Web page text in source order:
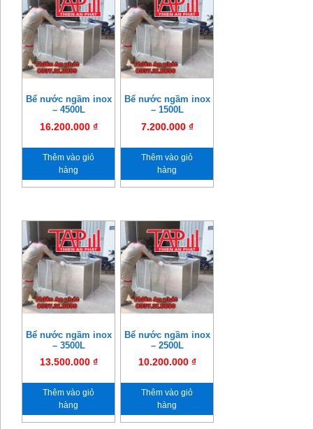
Bể nước ngầm inox
– 4500L
16.200.000 ₫
Thêm vào giỏ
hàng
Bể nước ngầm inox
– 1500L
7.200.000 ₫
Thêm vào giỏ
hàng
Bể nước ngầm inox
– 3500L
13.500.000 ₫
Thêm vào giỏ
hàng
Bể nước ngầm inox
– 2500L
10.200.000 ₫
Thêm vào giỏ
hàng